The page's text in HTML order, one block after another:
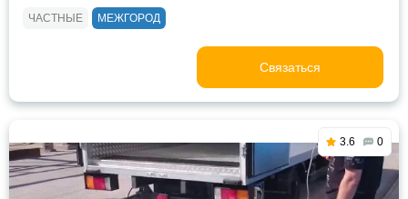
ЧАСТНЫЕ МЕЖГОРОД
Связаться
3.6 0